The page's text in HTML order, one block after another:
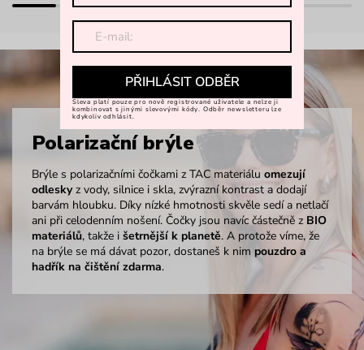
Polarizační brýle
Brýle s polarizačními čočkami z TAC materiálu omezují
odleskyz vody, silnice i skla, zvýrazní kontrast a dodají
barvám hloubku. Díky nízké hmotnosti skvěle sedí a netlačí
ani při celodenním nošení. Čočky jsou navíc částečně z BIO
materiálů, takže i šetrnější k planetě. A protože víme, že
na brýle se má dávat pozor, dostaneš k nim pouzdro a
hadřík na čištění zdarma.
PŘIHLÁSIT ODBĚR
Sleva platí pouze pro nově registrované uživatele a nelze ji
kombinovat s jinými slevovými kódy. Odběr newsletteru lze
kdykoliv odhlásit.